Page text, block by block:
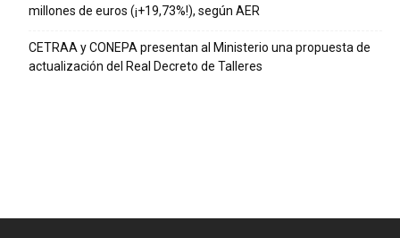
millones de euros (¡+19,73%!), según AER
CETRAA y CONEPA presentan al Ministerio una propuesta de
actualización del Real Decreto de Talleres